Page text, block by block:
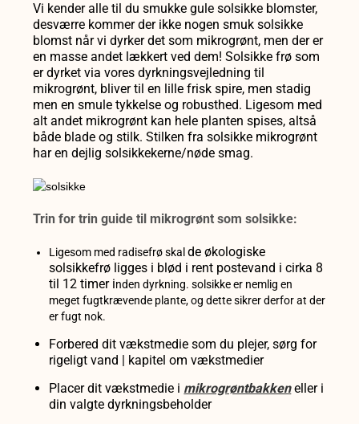
Vi kender alle til du smukke gule solsikke blomster,
desværre kommer der ikke nogen smuk solsikke
blomst når vi dyrker det som mikrogrønt, men der er
en masse andet lækkert ved dem! Solsikke frø som
er dyrket via vores dyrkningsvejledning til
mikrogrønt, bliver til en lille frisk spire, men stadig
men en smule tykkelse og robusthed. Ligesom med
alt andet mikrogrønt kan hele planten spises, altså
både blade og stilk. Stilken fra solsikke mikrogrønt
har en dejlig solsikkekerne/nøde smag.
Trin for trin guide til mikrogrønt som solsikke:
Ligesom med radisefrø skalde økologiske
solsikkefrø ligges i blød i rent postevand i cirka 8
til 12 timer inden dyrkning. solsikke er nemlig en
meget fugtkrævende plante, og dette sikrer derfor at der
er fugt nok.
Forbered dit vækstmedie som du plejer, sørg for
rigeligt vand | kapitel om vækstmedier
Placer dit vækstmedie i mikrogrøntbakkeneller i
din valgte dyrkningsbeholder